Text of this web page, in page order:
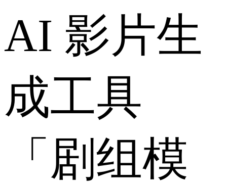
AI 影片生
成工具
「剧组模